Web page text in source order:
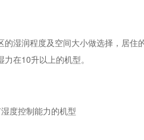
湿润程度及空间大小做选择，居住
在10升以上的机型。
度控制能力的机型